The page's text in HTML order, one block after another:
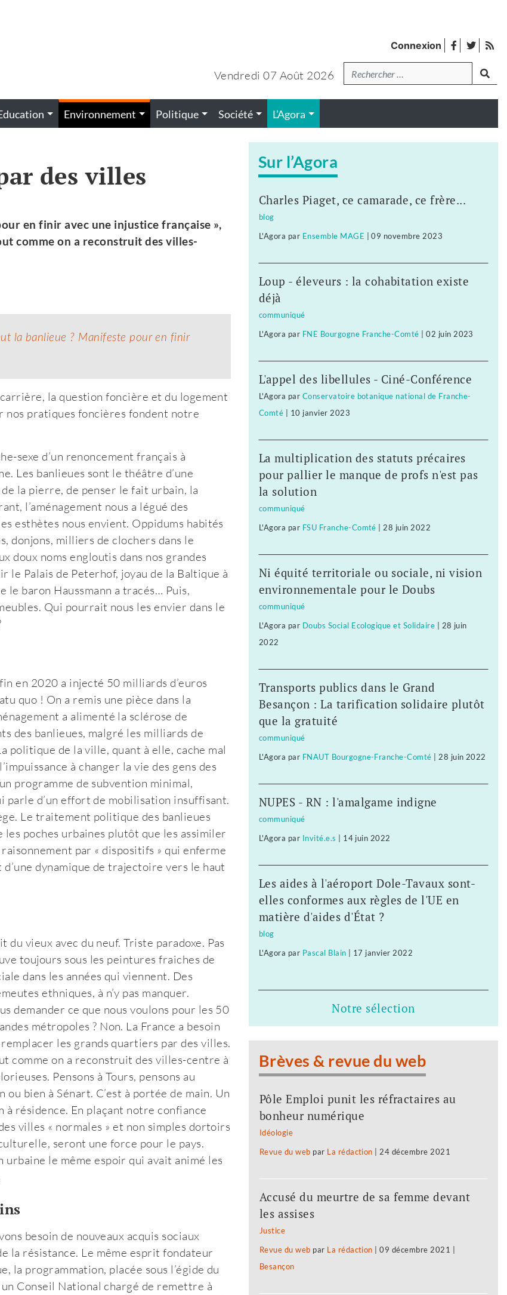
Connexion facebook
twitter
Vendredi 07 Août 2026Recherche
Environnement Politique Société L’Agora
des villes
en finir avec une injustice française »,
comme on a reconstruit des villes-
la banlieue ? Manifeste pour en finir
la question foncière et du logement
pratiques foncières fondent notre
sexe d’un renoncement français à
Les banlieues sont le théâtre d’une
la pierre, de penser le fait urbain, la
l’aménagement nous a légué des
esthètes nous envient. Oppidums habités
donjons, milliers de clochers dans le
doux noms engloutis dans nos grandes
Palais de Peterhof, joyau de la Baltique à
le baron Haussmann a tracés… Puis,
Qui pourrait nous les envier dans le
en 2020 a injecté 50 milliards d’euros
quo ! On a remis une pièce dans la
a alimenté la sclérose de
des banlieues, malgré les milliards de
politique de la ville, quant à elle, cache mal
à changer la vie des gens des
programme de subvention minimal,
parle d’un effort de mobilisation insuffisant.
Le traitement politique des banlieues
poches urbaines plutôt que les assimiler
par « dispositifs » qui enferme
dynamique de trajectoire vers le haut
du vieux avec du neuf. Triste paradoxe. Pas
toujours sous les peintures fraiches de
dans les années qui viennent. Des
ethniques, à n’y pas manquer.
demander ce que nous voulons pour les 50
métropoles ? Non. La France a besoin
les grands quartiers par des villes.
comme on a reconstruit des villes-centre à
Pensons à Tours, pensons au
bien à Sénart. C’est à portée de main. Un
à résidence. En plaçant notre confiance
villes « normales » et non simples dortoirs
seront une force pour le pays.
le même espoir qui avait animé les
besoin de nouveaux acquis sociaux
la résistance. Le même esprit fondateur
programmation, placée sous l’égide du
Conseil National chargé de remettre à
Sur l’Agora
Charles Piaget, ce camarade, ce frère...
blog
L'Agora par Ensemble MAGE |09 novembre 2023
Loup - éleveurs : la cohabitation existe
déjà
communiqué
L'Agora par FNE Bourgogne Franche-Comté |02 juin 2023
L'appel des libellules - Ciné-Conférence
L'Agora par Conservatoire botanique national de Franche-
Comté
10 janvier 2023
La multiplication des statuts précaires
pour pallier le manque de profs n'est pas
la solution
communiqué
L'Agora par FSU Franche-Comté 28 juin 2022
Ni équité territoriale ou sociale, ni vision
environnementale pour le Doubs
communiqué
L'Agora par Doubs Social Ecologique et Solidaire
28 juin
2022
Transports publics dans le Grand
Besançon : La tarification solidaire plutôt
que la gratuité
communiqué
L'Agora par FNAUT Bourgogne-Franche-Comté 28 juin 2022
NUPES - RN : l'amalgame indigne
communiqué
L'Agora par Invité.e.s 14 juin 2022
Les aides à l'aéroport Dole-Tavaux sont-
elles conformes aux règles de l'UE en
matière d'aides d'État ?
blog
L'Agora par Pascal Blain 17 janvier 2022
Notre sélection
Brèves & revue du web
Pôle Emploi punit les réfractaires au
bonheur numérique
Idéologie
Revue du web par La rédaction 24 décembre 2021
Accusé du meurtre de sa femme devant
les assises
Justice
Revue du web par La rédaction |09 décembre 2021
Besançon